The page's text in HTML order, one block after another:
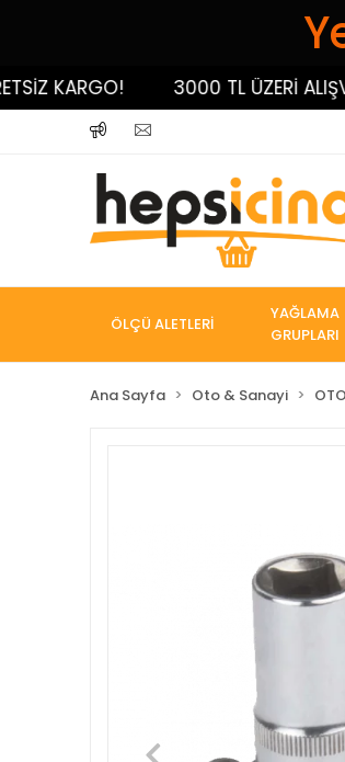
KARGO! 3000 TL ÜZERİ
ÖLÇÜ ALETLERİ
YAĞLAMA
GRUPLARI
Ana Sayfa Oto & Sanayi